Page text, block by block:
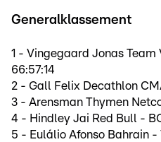
Generalklassement
1 - Vingegaard Jonas Team
66:57:14
2 - Gall Felix Decathlon
3 - Arensman Thymen
4 - Hindley Jai Red Bull -
5 - Eulálio Afonso Bahrain